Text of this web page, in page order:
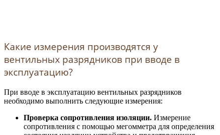
Какие измерения производятся у
вентильных разрядников при вводе в
эксплуатацию?
При вводе в эксплуатацию вентильных разрядников
необходимо выполнить следующие измерения:
Проверка сопротивления изоляции. Измерение
сопротивления с помощью мегомметра для определения